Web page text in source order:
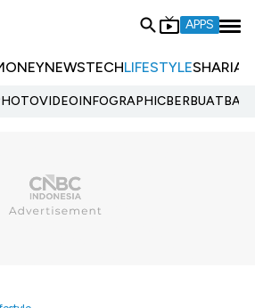
APPS
NEWSTECHLIFESTYLESHARIA
VIDEOINFOGRAPHIC